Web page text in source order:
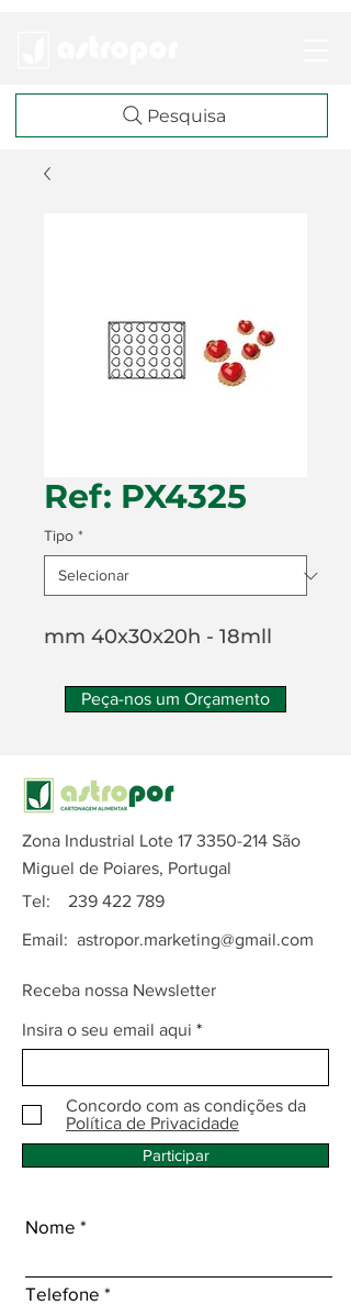
Pesquisa
Ref: PX4325
Tipo *
mm 40x30x20h - 18mll
Peça-nos um Orçamento
Zona Industrial Lote 17 3350-214 São
Miguel de Poiares, Portugal
Tel: 239 422 789
Email: astropor.marketing@gmail.com
Receba nossa Newsletter
Insira o seu email aqui
Concordo com as condições da
Política de Privacidade
Participar
Nome
Telefone